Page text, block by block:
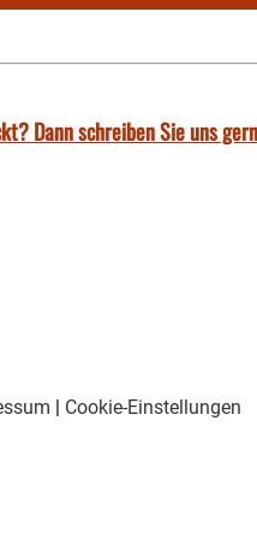
Dann schreiben Sie uns
| Cookie-Einstellungen